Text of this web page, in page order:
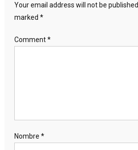
Your email address will not be published.
marked *
Comment*
Nombre *